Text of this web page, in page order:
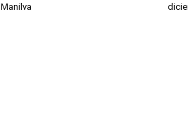
Manilva